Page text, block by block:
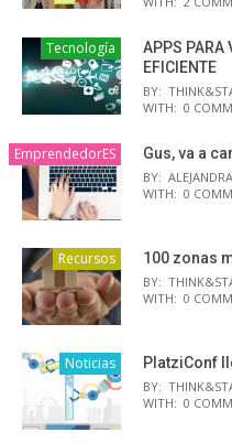
Tecnología
APPS PARA
EFICIENTE
BY:
WITH: 0
EmprendedorES Gus, va a
BY:
WITH: 0
Recursos 100 zonas
BY:
WITH: 0
Noticias PlatziConf
BY:
WITH: 0